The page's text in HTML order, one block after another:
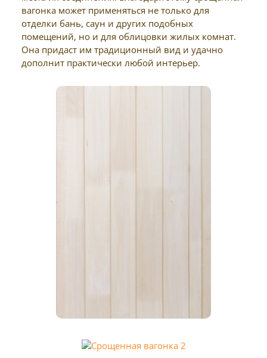
вагонка может применяться не только для
отделки бань, саун и других подобных
помещений, но и для облицовки жилых комнат.
Она придаст им традиционный вид и удачно
дополнит практически любой интерьер.